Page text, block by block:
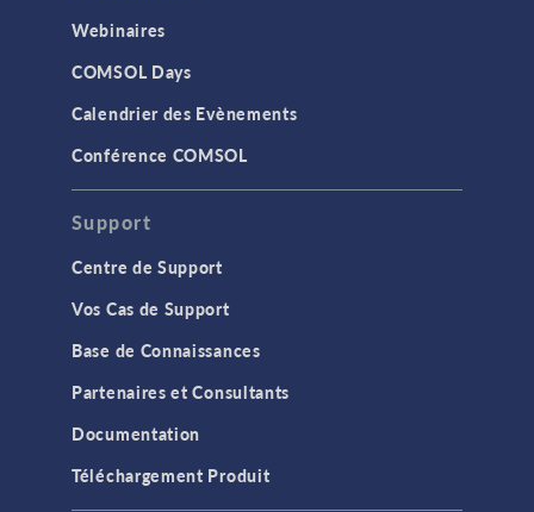
Webinaires
COMSOL Days
Calendrier des Evènements
Conférence COMSOL
Support
Centre de Support
Vos Cas de Support
Base de Connaissances
Partenaires et Consultants
Documentation
Téléchargement Produit